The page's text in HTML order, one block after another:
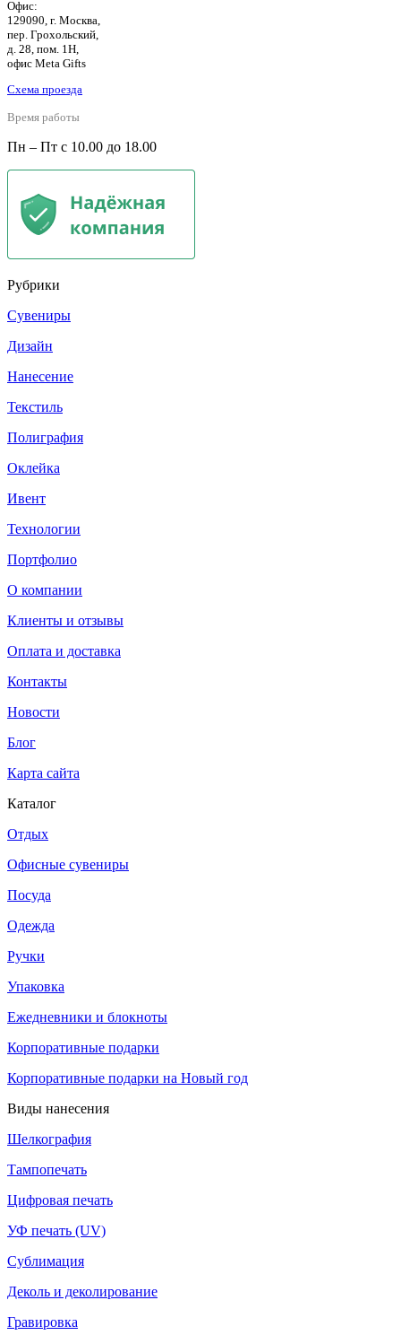
Офис:
129090, г. Москва,
пер. Грохольский,
д. 28, пом. 1Н,
офис Meta Gifts
Схема проезда
Время работы
Пн – Пт с 10.00 до 18.00
Рубрики
Сувениры
Дизайн
Нанесение
Текстиль
Полиграфия
Оклейка
Ивент
Технологии
Портфолио
О компании
Клиенты и отзывы
Оплата и доставка
Контакты
Новости
Блог
Карта сайта
Каталог
Отдых
Офисные сувениры
Посуда
Одежда
Ручки
Упаковка
Ежедневники и блокноты
Корпоративные подарки
Корпоративные подарки на Новый год
Виды нанесения
Шелкография
Тампопечать
Цифровая печать
УФ печать (UV)
Сублимация
Деколь и деколирование
Гравировка